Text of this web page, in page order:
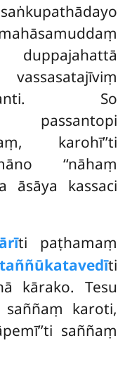
So
passantopi
karohī’’ti
‘‘nāhaṃ
āsāya kassaci
ti paṭhamaṃ
ti
kārako. Tesu
saññaṃ karoti,
saññaṃ